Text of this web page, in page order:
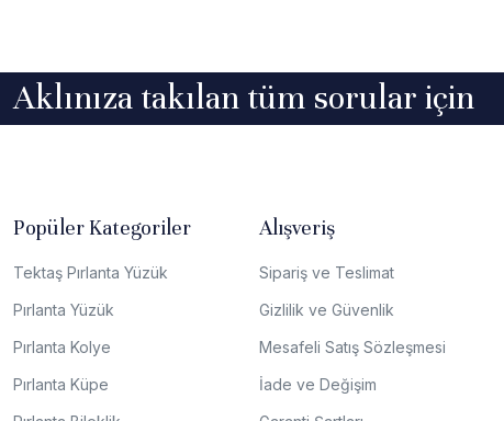
Aklınıza takılan tüm sorular için
Popüler Kategoriler
Tektaş Pırlanta Yüzük
Pırlanta Yüzük
Pırlanta Kolye
Pırlanta Küpe
Alışveriş
Sipariş ve Teslimat
Gizlilik ve Güvenlik
Mesafeli Satış Sözleşmesi
İade ve Değişim